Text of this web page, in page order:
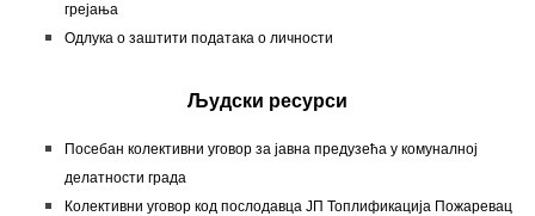
грејања
Одлука о заштити података о личности
Људски ресурси
Посебан колективни уговор за јавна предузећа у комуналној
делатности града
Колективни уговор код послодавца ЈП Топлификација Пожаревац